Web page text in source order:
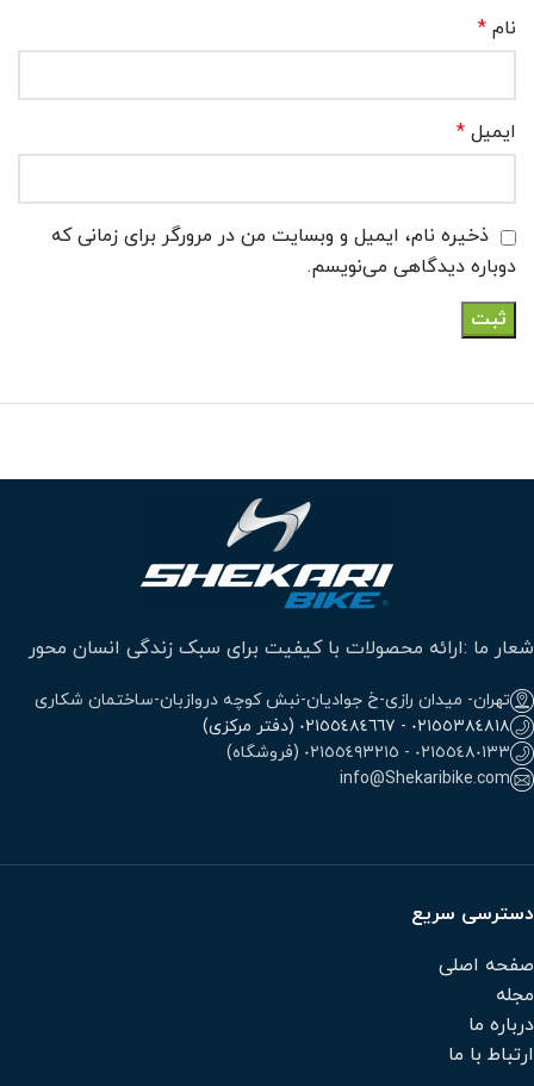
نام *
ایمیل *
ذخیره نام، ایمیل و وبسایت من در مرورگر برای زمانی که
دوباره دیدگاهی می‌نویسم.
شعار ما :ارائه محصولات با کیفیت برای سبک زندگی انسان محور
تهران- میدان رازی-خ جوادیان-نبش کوچه دروازبان-ساختمان شکاری
٠٢١٥٥٣٨٤٨١٨ - ٠٢١٥٥٤٨٤٦٦٧ (دفتر مرکزی)
٠٢١٥٥٤٨٠١٣٣ - ٠٢١٥٥٤٩٣٢١٥ (فروشگاه)
info@Shekaribike.com
دسترسی سریع
صفحه اصلی
مجله
درباره ما
ارتباط با ما